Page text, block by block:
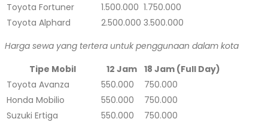
Toyota Fortuner
1.500.000 1.750.000
Toyota Alphard
2.500.000 3.500.000
Harga sewa yang tertera untuk penggunaan dalam kota
Tipe Mobil
12 Jam
18 Jam (Full Day)
Toyota Avanza
550.000
750.000
Honda Mobilio
550.000
750.000
Suzuki Ertiga
550.000
750.000